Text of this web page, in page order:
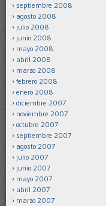
septiembre 2008
agosto 2008
julio 2008
junio 2008
mayo 2008
abril 2008
marzo 2008
febrero 2008
enero 2008
diciembre 2007
noviembre 2007
octubre 2007
septiembre 2007
agosto 2007
julio 2007
junio 2007
mayo 2007
abril 2007
marzo 2007